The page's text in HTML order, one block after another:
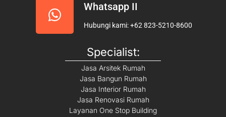
Whatsapp II
Hubungi kami: +62 823-5210-8600
Specialist:
Jasa Arsitek Rumah
Jasa Bangun Rumah
Jasa Interior Rumah
Jasa Renovasi Rumah
Layanan One Stop Building